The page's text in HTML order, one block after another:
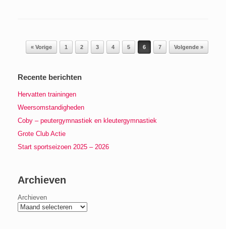
Berichtnavigatie
« Vorige 1 2 3 4 5 6 7 Volgende »
Recente berichten
Hervatten trainingen
Weersomstandigheden
Coby – peutergymnastiek en kleutergymnastiek
Grote Club Actie
Start sportseizoen 2025 – 2026
Archieven
Archieven